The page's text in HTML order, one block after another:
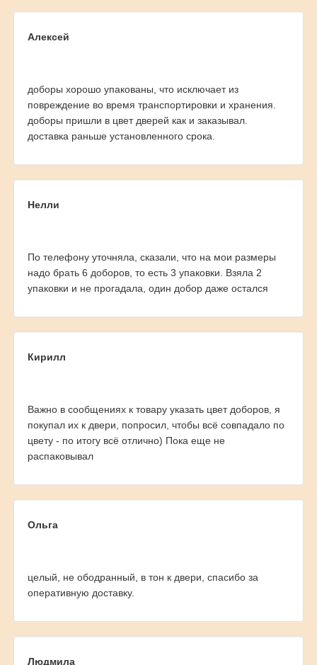
Алексей
доборы хорошо упакованы, что исключает из
повреждение во время транспортировки и хранения.
доборы пришли в цвет дверей как и заказывал.
доставка раньше установленного срока.
Нелли
По телефону уточняла, сказали, что на мои размеры
надо брать 6 доборов, то есть 3 упаковки. Взяла 2
упаковки и не прогадала, один добор даже остался
Кирилл
Важно в сообщениях к товару указать цвет доборов, я
покупал их к двери, попросил, чтобы всё совпадало по
цвету - по итогу всё отлично) Пока еще не
распаковывал
Ольга
целый, не ободранный, в тон к двери, спасибо за
оперативную доставку.
Людмила